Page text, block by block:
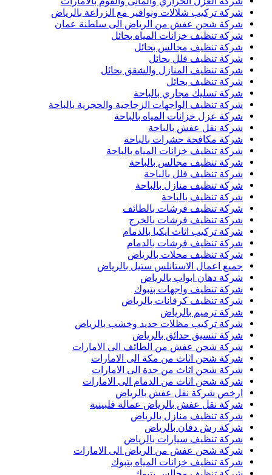
شركة تركيب شلالات ونوافير مع الزراعة بالرياض
شركة شحن عفش من الرياض الى سلطنة عمان
شركة تنظيف خزانات المياه بحائل
شركة تنظيف مجالس بحائل
شركة تنظيف فلل بحائل
شركة تنظيف المنازل والشقق بحائل
شركة تنظيف بحائل
شركة تسليك مجاري بالباحة
شركة تنظيف الواجهات الزجاجية والحجرية بالباحة
شركة عزل خزانات المياه بالباحة
شركة نقل عفش بالباحة
شركة مكافحة حشرات بالباحة
شركة تنظيف خزانات المياه بالباحة
شركة تنظيف مجالس بالباحة
شركة تنظيف فلل بالباحة
شركة تنظيف منازل بالباحة
شركة تنظيف بالباحة
شركة تنظيف فرشات بالطائف
شركة تنظيف فرشات بالخرج
شركة تركيب اثاث ايكيا بالدمام
شركة تنظيف فرشات بالدمام
شركة تنظيف محلات بالرياض
جميع اعمال الاستانلس ستيل بالرياض
شركة دهان ابواب بالرياض
شركة تنظيف واجهات بتبوك
شركة تنظيف كرفانات بالرياض
شركة ترميم بالرياض
شركة تركيب مظلات حديد وخشب بالرياض
شركة تنسيق حدائق بالرياض
شركة شحن عفش من الطائف الى الامارات
شركة شحن اثاث من مكة الى الامارات
شركة شحن اثاث من جدة الى الامارات
شركة شحن اثاث من الدمام الى الامارات
ارخص شركة نقل عفش بالرياض
شركة نقل عفش بالرياض عمالة فلبينية
شركة تنظيف منازل بالرياض
شركة رش دفان بالرياض
شركة تنظيف سيارات بالرياض
شركة شحن عفش من الرياض الى الامارات
شركة تنظيف خزانات المياه بتبوك